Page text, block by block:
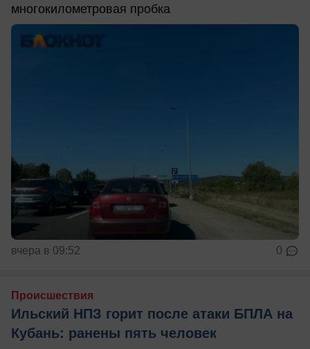
многокилометровая пробка
вчера в 09:52 0
Происшествия
Ильский НПЗ горит после атаки БПЛА на
Кубань: ранены пять человек